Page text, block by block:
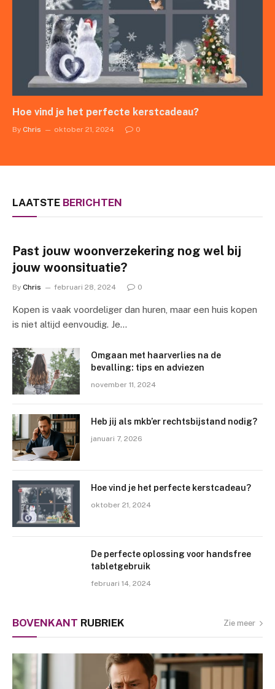
Hoe vind je het perfecte kerstcadeau?
By Chris oktober 21, 2024 0
LAATSTE BERICHTEN
Past jouw woonverzekering nog wel bij
jouw woonsituatie?
By Chris februari 28, 2024 0
Kopen is vaak voordeliger dan huren, maar een huis kopen
is niet altijd eenvoudig. Je…
Omgaan met haarverlies na de
bevalling: tips en adviezen
november 11, 2024
Heb jij als mkb’er rechtsbijstand nodig?
januari 7, 2026
Hoe vind je het perfecte kerstcadeau?
oktober 21, 2024
De perfecte oplossing voor handsfree
tabletgebruik
februari 14, 2024
BOVENKANT RUBRIEK Zie meer